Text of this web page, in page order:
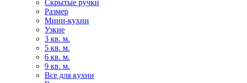
Скрытые ручки
Размер
Мини-кухни
Узкие
3 кв. м.
5 кв. м.
6 кв. м.
9 кв. м.
Все для кухни